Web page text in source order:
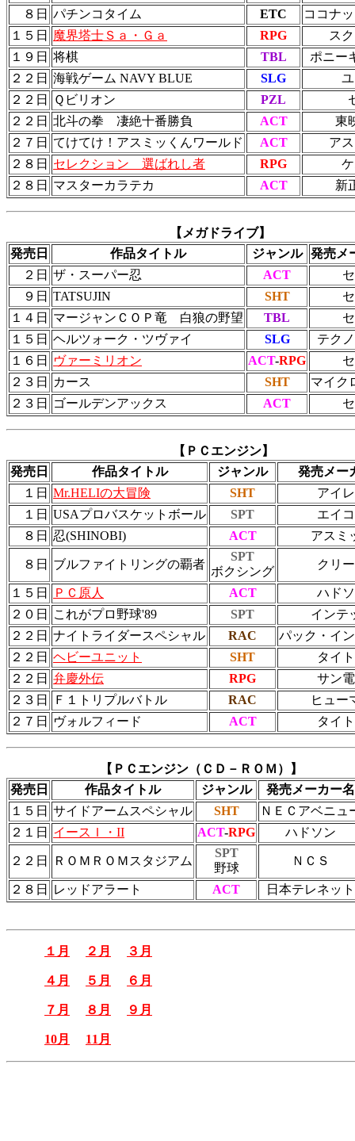
８日 パチンコタイム ETC
ココナ
１５日
魔界塔士Ｓａ・Ｇａ RPG
ス
１９日 将棋 TBL
ポニー
２２日 海戦ゲーム NAVY BLUE SLG
２２日
Ｑビリオン PZL
２２日 北斗の拳 凄絶十番勝負 ACT
東
２７日 てけてけ！アスミッくんワールド ACT
ア
２８日
セレクション 選ばれし者 RPG
２８日
マスターカラテカ ACT 新
【メガドライブ】
発売日
作品タイトル ジャンル
発売メ
２日 ザ・スーパー忍 ACT
９日 TATSUJIN SHT
１４日
マージャンＣＯＰ竜 白狼の野望 TBL
１５日 ヘルツォーク・ツヴァイ SLG
テク
１６日
ヴァーミリオン ACT-RPG
２３日
カース SHT
マイク
２３日
ゴールデンアックス ACT
【ＰＣエンジン】
発売日
作品タイトル ジャンル
発売メー
１日 Mr.HELIの大冒険 SHT
アイ
１日 USAプロバスケットボール SPT
エイ
８日
忍(SHINOBI) ACT アスミ
８日 ブルファイトリングの覇者
SPT
ボクシング
クリ
１５日 ＰＣ原人 ACT
ハド
２０日
これがプロ野球'89 SPT
インテ
２２日 ナイトライダースペシャル RAC
パック・イ
２２日 ヘビーユニット SHT
タイ
２２日 弁慶外伝 RPG
サン
２３日
Ｆ１トリプルバトル RAC
ヒュー
２７日
ヴォルフィード ACT タイ
【ＰＣエンジン（ＣＤ－ＲＯＭ）】
発売日
作品タイトル ジャンル
発売メーカー名
１５日 サイドアームスペシャル SHT
ＮＥＣアベニュ
２１日
イースＩ・II ACT-RPG ハドソン
２２日 ＲＯＭＲＯＭスタジアム
SPT
野球
ＮＣＳ
２８日 レッドアラート ACT 日本テレネット
１月 ２月 ３月
４月 ５月 ６月
７月 ８月 ９月
10月 11月